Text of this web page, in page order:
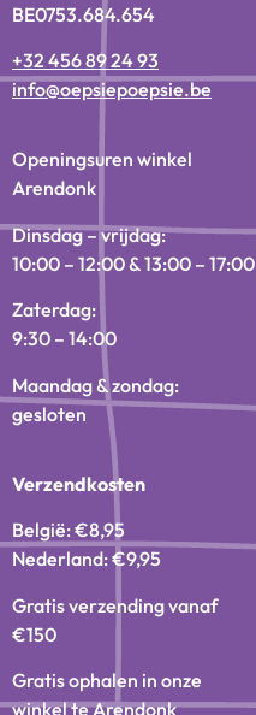
BE0753.684.654
+32 456 89 24 93
info@oepsiepoepsie.be
Openingsuren winkel
Arendonk
Dinsdag – vrijdag:
10:00 – 12:00 & 13:00 – 17:00
Zaterdag:
9:30 – 14:00
Maandag & zondag:
gesloten
Verzendkosten
België: €8,95
Nederland: €9,95
Gratis verzending vanaf
€150
Gratis ophalen in onze
winkel te Arendonk